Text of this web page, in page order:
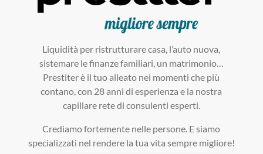
Liquidità per ristrutturare casa, l’auto nuova,
sistemare le finanze familiari, un matrimonio…
Prestiter è il tuo alleato nei momenti che più
contano, con 28 anni di esperienza e la nostra
capillare rete di consulenti esperti.
Crediamo fortemente nelle persone. E siamo
specializzati nel rendere la tua vita sempre migliore!